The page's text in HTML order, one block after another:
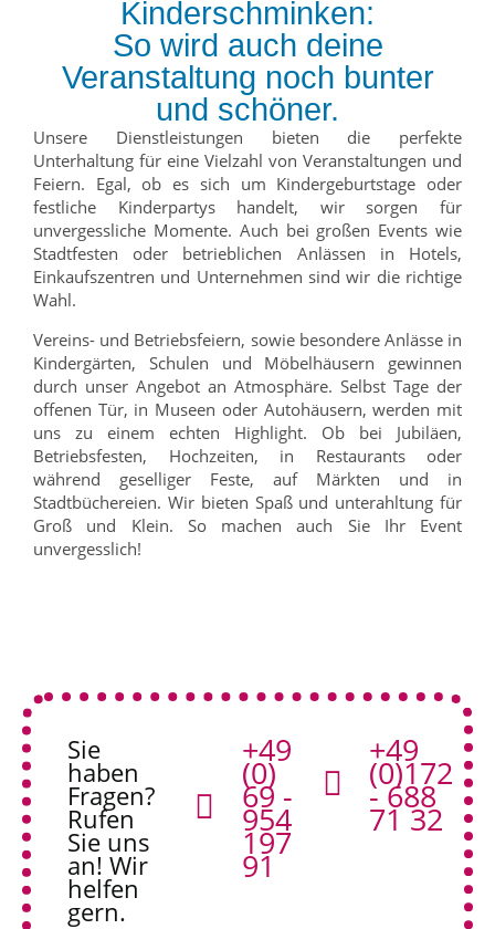
Kinderschminken:
So wird auch deine
Veranstaltung noch bunter
und schöner.
Unsere Dienstleistungen bieten die perfekte
Unterhaltung für eine Vielzahl von Veranstaltungen und
Feiern. Egal, ob es sich um Kindergeburtstage oder
festliche Kinderpartys handelt, wir sorgen für
unvergessliche Momente. Auch bei großen Events wie
Stadtfesten oder betrieblichen Anlässen in Hotels,
Einkaufszentren und Unternehmen sind wir die richtige
Wahl.
Vereins- und Betriebsfeiern, sowie besondere Anlässe in
Kindergärten, Schulen und Möbelhäusern gewinnen
durch unser Angebot an Atmosphäre. Selbst Tage der
offenen Tür, in Museen oder Autohäusern, werden mit
uns zu einem echten Highlight. Ob bei Jubiläen,
Betriebsfesten, Hochzeiten, in Restaurants oder
während geselliger Feste, auf Märkten und in
Stadtbüchereien. Wir bieten Spaß und unterahltung für
Groß und Klein. So machen auch Sie Ihr Event
unvergesslich!
Sie
haben
Fragen?
Rufen
Sie uns
an! Wir
helfen
gern.
+49
(0)
69 -
954
197
91
+49
(0)172
- 688
71 32